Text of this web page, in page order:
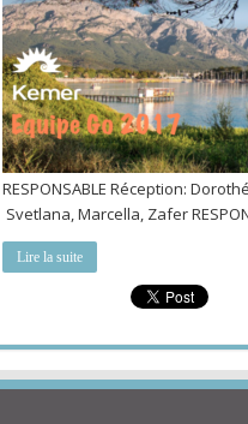
RESPONSABLE Réception:
Svetlana, Marcella, Zafer
Lire la suite